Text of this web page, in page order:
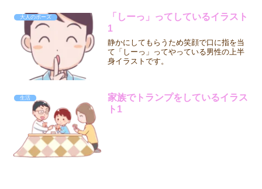
大人のポーズ
「しーっ」ってしているイラスト
1
静かにしてもらうため笑顔で口に指を当
て「しーっ」ってやっている男性の上半
身イラストです。
生活
家族でトランプをしているイラス
ト1